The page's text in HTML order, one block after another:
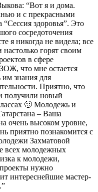
“Вот я и дома.
и с прекрасными
здоровья”. Это
сосредоточения
я никогда не видела; все
горят своим
в сфере
что мне остается
им знания для
Приятно, что
получили новый
🙂 Молодежь и
– Ваша
очень высоком уровне,
приятно познакомится с
Захматовой
всех молодежных
к молодежи,
проекты нужно
интереснейшие мастер-